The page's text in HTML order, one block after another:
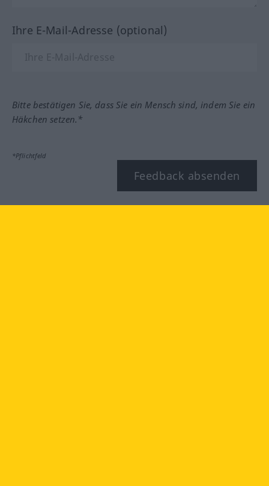
Ihre E-Mail-Adresse (optional)
Bitte bestätigen Sie, dass Sie ein Mensch sind, indem Sie ein
Häkchen setzen.*
*Pflichtfeld
Feedback absenden